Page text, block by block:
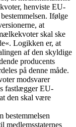
henviste EU-
Ifølge
at
skal ske
Logikken er, at
af den skyldige
producents
på denne måde.
modsvarer
fastlægger EU-
den skal være
bestemmelsen
medlemsstaternes